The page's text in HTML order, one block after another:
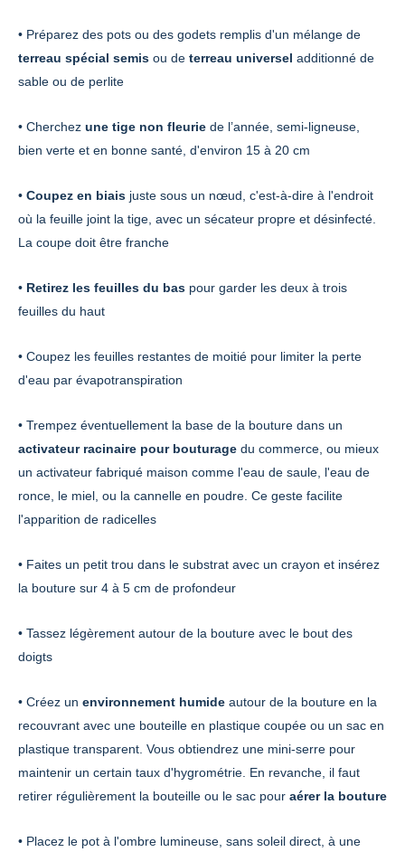
• Préparez des pots ou des godets remplis d'un mélange de
terreau spécial semis ou de terreau universel additionné de
sable ou de perlite
• Cherchez une tige non fleurie de l’année, semi-ligneuse,
bien verte et en bonne santé, d'environ 15 à 20 cm
• Coupez en biais juste sous un nœud, c'est-à-dire à l'endroit
où la feuille joint la tige, avec un sécateur propre et désinfecté.
La coupe doit être franche
• Retirez les feuilles du bas pour garder les deux à trois
feuilles du haut
• Coupez les feuilles restantes de moitié pour limiter la perte
d'eau par évapotranspiration
• Trempez éventuellement la base de la bouture dans un
activateur racinaire pour bouturage du commerce, ou mieux
un activateur fabriqué maison comme l'eau de saule, l'eau de
ronce, le miel, ou la cannelle en poudre. Ce geste facilite
l'apparition de radicelles
• Faites un petit trou dans le substrat avec un crayon et insérez
la bouture sur 4 à 5 cm de profondeur
• Tassez légèrement autour de la bouture avec le bout des
doigts
• Créez un environnement humide autour de la bouture en la
recouvrant avec une bouteille en plastique coupée ou un sac en
plastique transparent. Vous obtiendrez une mini-serre pour
maintenir un certain taux d'hygrométrie. En revanche, il faut
retirer régulièrement la bouteille ou le sac pour aérer la bouture
• Placez le pot à l'ombre lumineuse, sans soleil direct, à une